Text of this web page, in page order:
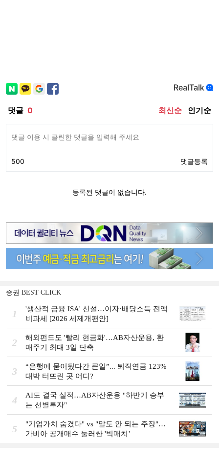
증권 BEST CLICK
1
'생산적 금융 ISA' 신설…이자·배당소득 전액
비과세 [2026 세제개편안]
2
해외펀드도 '빨리 현금화'…AB자산운용, 환
매주기 최대 3일 단축
3
“은행에 묻어뒀다간 큰일”... 퇴직연금 123%
대박 터뜨린 곳 어디?
4
AI도 결국 실적…AB자산운용 "하반기 승부
는 선별투자"
5
"기업가치 숨겼다" vs "말도 안 되는 주장"…
가비아 공개매수 둘러싼 '빅매치’